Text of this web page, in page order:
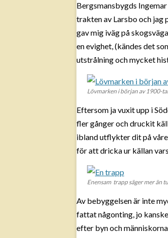
Bergsmansbygds
trakten av Larsbo och jag
gav mig iväg på
en evighet, (kändes det
utstrålning och mycket
Lövmarken i början av 1900-
Eftersom ja vuxit upp i
fler gånger och druckit
ibland utflykter dit på
för att dricka ur källan
Enensam trapp säger mer än
Av bebyggelsen är inte
fattat någonting, jo
efter byn och